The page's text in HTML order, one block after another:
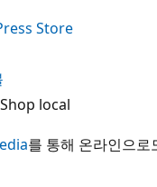
Store
local
를 통해 온라인으로